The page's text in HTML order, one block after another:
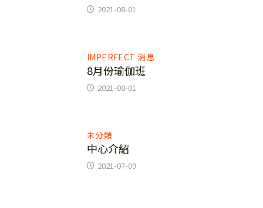
2021-08-01
IMPERFECT 消息
8月份瑜伽班
2021-08-01
未分類
中心介紹
2021-07-09